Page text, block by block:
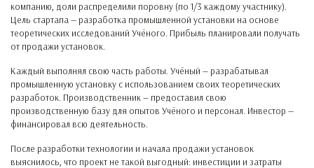
компанию, доли распределили поровну (по 1/3 каждому участнику).
Цель стартапа — разработка промышленной установки на основе
теоретических исследований Учёного. Прибыль планировали получать
от продажи установок.
Каждый выполнял свою часть работы. Учёный — разрабатывал
промышленную установку с использованием своих теоретических
разработок. Производственник — предоставил свою
производственную базу для опытов Учёного и персонал. Инвестор —
финансировал всю деятельность.
После разработки технологии и начала продажи установок
выяснилось, что проект не такой выгодный: инвестиции и затраты